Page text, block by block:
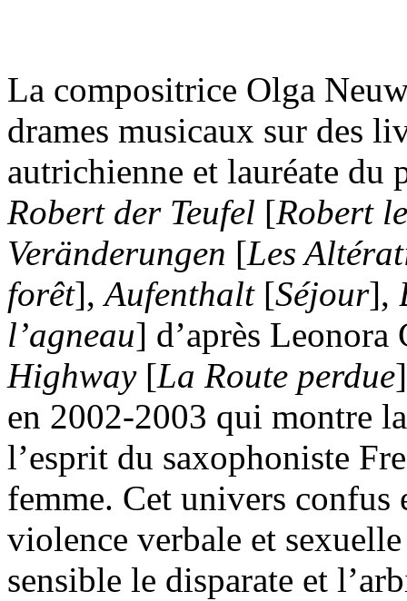
La compositrice Olga
drames musicaux sur des
autrichienne et lauréate
Robert der Teufel [Robert
Veränderungen [Les
forêt],Aufenthalt[Séjour],
l’agneau] d’après
Highway[La Route perdue
en 2002-2003 qui montre
l’esprit du saxophoniste
femme. Cet univers confus
violence verbale et
sensible le disparate et